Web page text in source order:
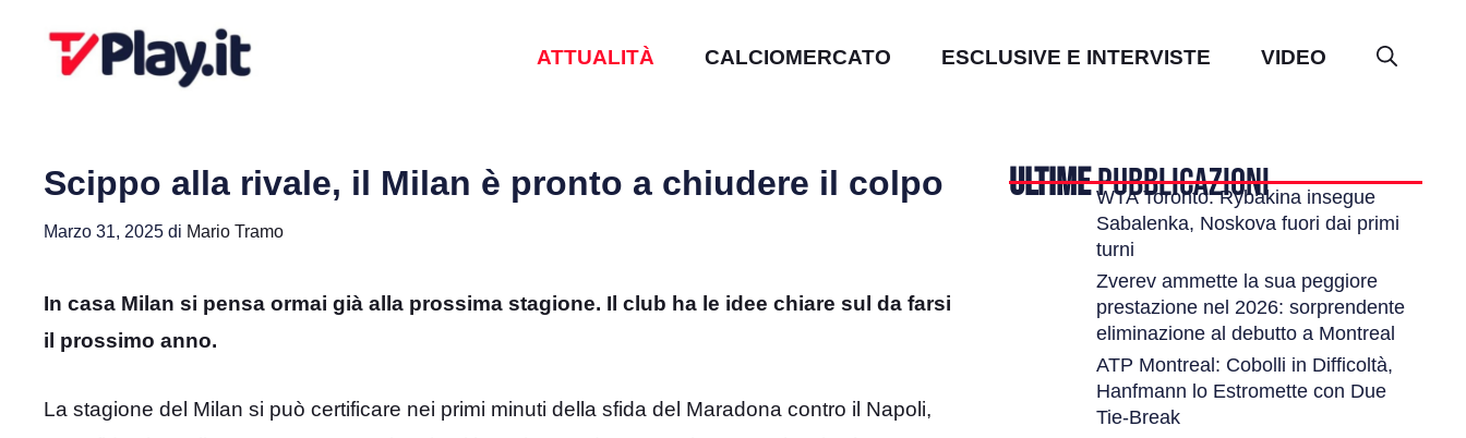
ATTUALITÀ CALCIOMERCATO ESCLUSIVE E INTERVISTE VIDEO
Scippo alla rivale, il Milan è pronto a chiudere il colpo
Marzo 31, 2025 di Mario Tramo
In casa Milan si pensa ormai già alla prossima stagione. Il club ha le idee chiare sul da farsi
il prossimo anno.
La stagione del Milan si può certificare nei primi minuti della sfida del Maradona contro il Napoli,
ULTIMEPUBBLICAZIONI
WTA Toronto: Rybakina insegue
Sabalenka, Noskova fuori dai primi
turni
Zverev ammette la sua peggiore
prestazione nel 2026: sorprendente
eliminazione al debutto a Montreal
ATP Montreal: Cobolli in Difficoltà,
Hanfmann lo Estromette con Due
Tie-Break